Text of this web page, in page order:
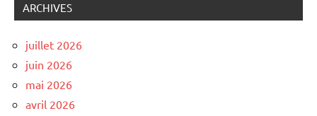
ARCHIVES
juillet 2026
juin 2026
mai 2026
avril 2026